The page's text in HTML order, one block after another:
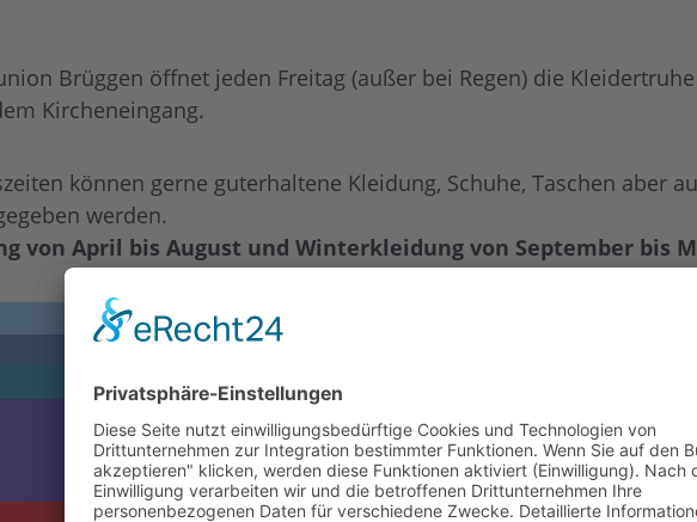
Brüggen öffnet jeden Freitag (außer bei Regen) die
Kircheneingang.
können gerne guterhaltene Kleidung, Schuhe, Taschen aber
werden.
von April bis August und Winterkleidung von September bis